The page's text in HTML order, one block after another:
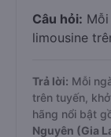
Câu hỏi:
limousine
Trả lời: Mỗi
trên tuyến,
hãng nổi bật
Nguyên (Gia